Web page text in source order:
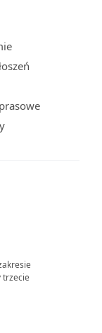
trzecie